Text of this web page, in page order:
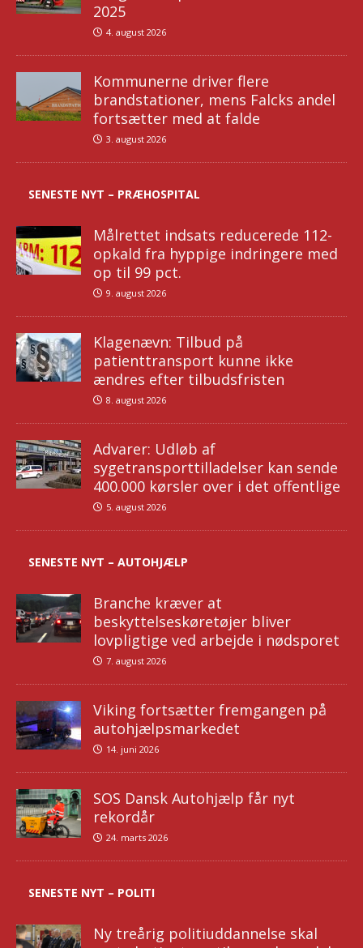
2025
4. august 2026
Kommunerne driver flere
brandstationer, mens Falcks andel
fortsætter med at falde
3. august 2026
SENESTE NYT – PRÆHOSPITAL
Målrettet indsats reducerede 112-
opkald fra hyppige indringere med
op til 99 pct.
9. august 2026
Klagenævn: Tilbud på
patienttransport kunne ikke
ændres efter tilbudsfristen
8. august 2026
Advarer: Udløb af
sygetransporttilladelser kan sende
400.000 kørsler over i det offentlige
5. august 2026
SENESTE NYT – AUTOHJÆLP
Branche kræver at
beskyttelseskøretøjer bliver
lovpligtige ved arbejde i nødsporet
7. august 2026
Viking fortsætter fremgangen på
autohjælpsmarkedet
14. juni 2026
SOS Dansk Autohjælp får nyt
rekordår
24. marts 2026
SENESTE NYT – POLITI
Ny treårig politiuddannelse skal